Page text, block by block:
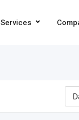
Services